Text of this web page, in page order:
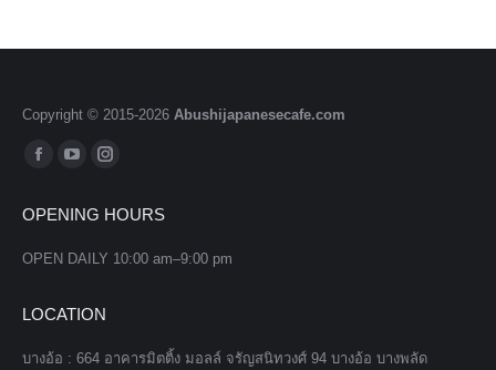
Copyright © 2015-2026 Abushijapanesecafe.com
Find us on:
Facebook
opens
in
window
YouTube
opens
in
window
Instagram
opens
in
window
OPENING HOURS
OPEN DAILY 10:00 am–9:00 pm
LOCATION
บางอ้อ : 664 อาคารมิตติ้ง มอลล์ จรัญสนิทวงศ์ 94 บางอ้อ บางพลัด